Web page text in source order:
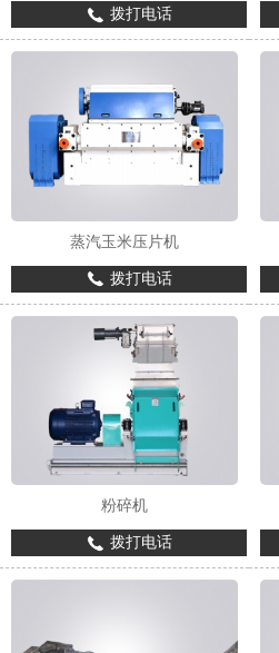
拨打电话
蒸汽玉米压片机
拨打电话
粉碎机
拨打电话